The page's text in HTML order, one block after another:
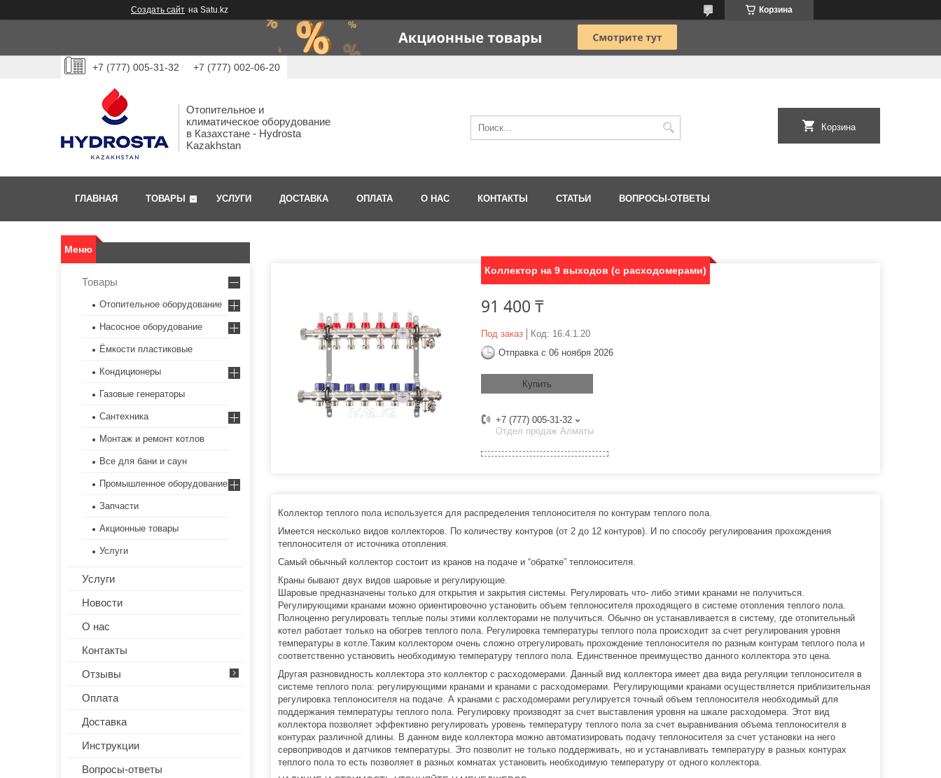
Создать сайт на Satu.kz Корзина
+7 (777) 005-31-32 +7 (777) 002-06-20
Отопительное и
климатическое оборудование
в Казахстане - Hydrosta
Kazakhstan
Корзина
ГЛАВНАЯ ТОВАРЫ УСЛУГИ ДОСТАВКА ОПЛАТА О НАС КОНТАКТЫ СТАТЬИ ВОПРОСЫ-ОТВЕТЫ
Коллектор на 9 выходов (с расходомерами)
91 400 ₸
Под заказ Код: 16.4.1.20
Отправка с 06 ноября 2026
Купить
+7 (777) 005-31-32
Отдел продаж Алматы
Коллектор теплого пола используется для распределения теплоносителя по контурам теплого пола.
Имеется несколько видов коллекторов. По количеству контуров (от 2 до 12 контуров). И по способу регулирования прохождения
теплоносителя от источника отопления.
Самый обычный коллектор состоит из кранов на подаче и “обратке” теплоносителя.
Краны бывают двух видов шаровые и регулирующие.
Шаровые предназначены только для открытия и закрытия системы. Регулировать что- либо этими кранами не получиться.
Регулирующими кранами можно ориентировочно установить объем теплоносителя проходящего в системе отопления теплого пола.
Полноценно регулировать теплые полы этими коллекторами не получиться. Обычно он устанавливается в систему, где отопительный
котел работает только на обогрев теплого пола. Регулировка температуры теплого пола происходит за счет регулирования уровня
температуры в котле.Таким коллектором очень сложно отрегулировать прохождение теплоносителя по разным контурам теплого пола и
соответственно установить необходимую температуру теплого пола. Единственное преимущество данного коллектора это цена.
Другая разновидность коллектора это коллектор с расходомерами. Данный вид коллектора имеет два вида регуляции теплоносителя в
системе теплого пола: регулирующими кранами и кранами с расходомерами. Регулирующими кранами осуществляется приблизительная
регулировка теплоносителя на подаче. А кранами с расходомерами регулируется точный объем теплоносителя необходимый для
поддержания температуры теплого пола. Регулировку производят за счет выставления уровня на шкале расходомера. Этот вид
коллектора позволяет эффективно регулировать уровень температуру теплого пола за счет выравнивания объема теплоносителя в
контурах различной длины. В данном виде коллектора можно автоматизировать подачу теплоносителя за счет установки на него
сервоприводов и датчиков температуры. Это позволит не только поддерживать, но и устанавливать температуру в разных контурах
теплого пола то есть позволяет в разных комнатах установить необходимую температуру от одного коллектора.
Товары
Отопительное оборудование
Насосное оборудование
Ёмкости пластиковые
Кондиционеры
Газовые генераторы
Сантехника
Монтаж и ремонт котлов
Все для бани и саун
Промышленное оборудование
Запчасти
Акционные товары
Услуги
Услуги
Новости
О нас
Контакты
Отзывы
Оплата
Доставка
Инструкции
Вопросы-ответы